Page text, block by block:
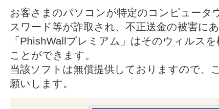
お客さまのパソコンが特定のコンピュータ
スワード等が詐取され、不正送金の被害に
「PhishWallプレミアム」はそのウィルス
ことができます。
当該ソフトは無償提供しておりますので、
願いします。